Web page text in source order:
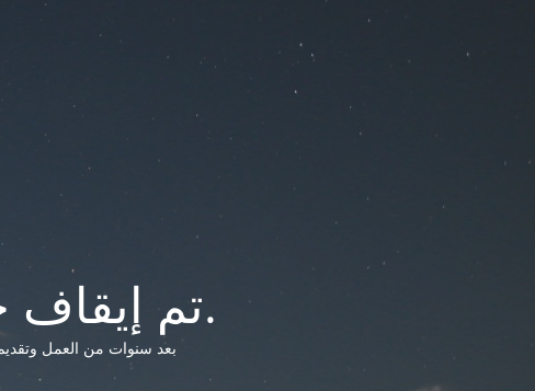
تم إيقاف خدمات شبكة التشريعات الليبية.
بعد سنوات من العمل وتقديم